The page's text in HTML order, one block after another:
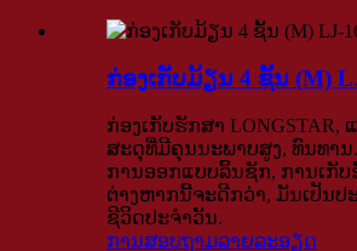
ກ່ອງເກັບມ້ຽນ 4 ຊັ້ນ (M)
ກ່ອງເກັບຮັກສາ LONGSTAR,
ສະດຸທີ່ມີຄຸນນະພາບສູງ, ທົນທາ
ການອອກແບບລິ້ນຊັກ, ການເກັ
ຕ່າງຫາກນີ້ຈະດີກວ່າ, ມັນເປັນປ
ຊີວິດປະຈໍາວັນ.
ການສອບຖາມລາຍລະອຽດ